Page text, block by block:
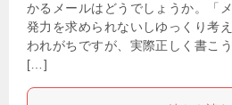
かるメールはどうでしょうか。「
発力を求められないしゆっくり考
われがちですが、実際正しく書こ
[…]